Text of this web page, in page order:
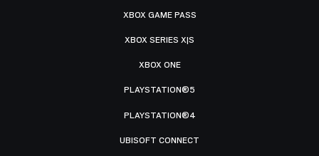
XBOX GAME PASS
XBOX SERIES X|S
XBOX ONE
PLAYSTATION®5
PLAYSTATION®4
UBISOFT CONNECT